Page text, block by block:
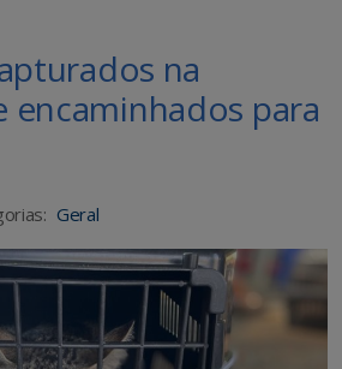
na
encaminhados para
Geral